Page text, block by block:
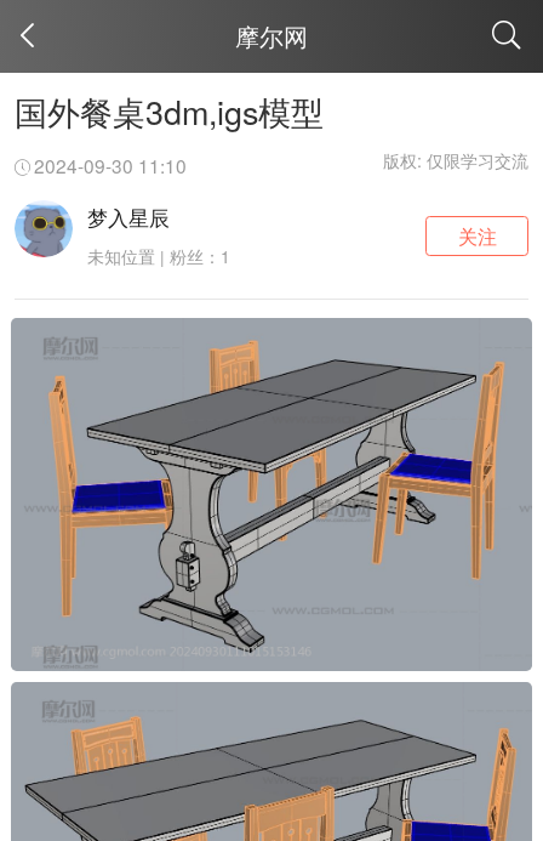
摩尔网
国外餐桌3dm,igs模型
2024-09-30 11:10 版权: 仅限学习交流
梦入星辰
未知位置 | 粉丝：1
关注
取消